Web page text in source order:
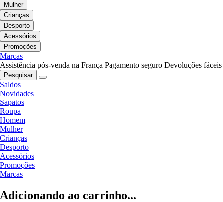
Mulher
Crianças
Desporto
Acessórios
Promoções
Marcas
Assistência pós-venda na França Pagamento seguro Devoluções fáceis
Pesquisar
Saldos
Novidades
Sapatos
Roupa
Homem
Mulher
Crianças
Desporto
Acessórios
Promoções
Marcas
Adicionando ao carrinho...